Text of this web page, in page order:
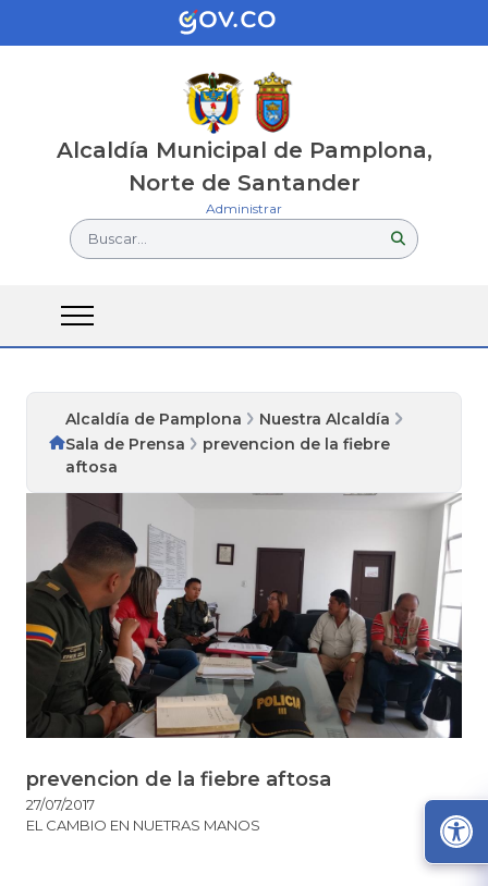
Alcaldía Municipal de Pamplona,
Norte de Santander
Administrar
Buscar...
Alcaldía de Pamplona
Nuestra Alcaldía
Sala de Prensa
prevencion de la fiebre
aftosa
prevencion de la fiebre aftosa
27/07/2017
EL CAMBIO EN NUETRAS MANOS